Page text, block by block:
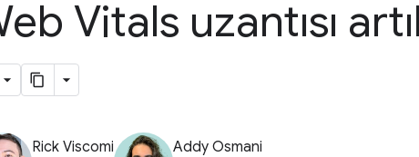
Vitals uzantısı
Rick Viscomi Addy Osmani